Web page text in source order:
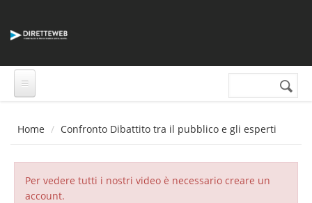
Form di
Cerca nel sito
Home Confronto Dibattito tra il pubblico e gli esperti
Per vedere tutti i nostri video è necessario creare un
account.